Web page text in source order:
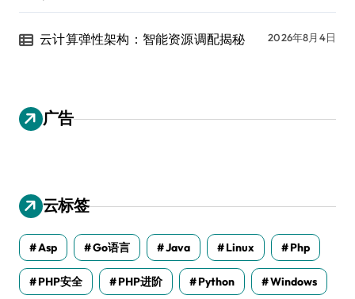
云计算弹性架构：智能资源调配揭秘 2026年8月4日
广告
云标签
Asp Go语言 Java Linux Php
PHP安全 PHP进阶 Python Windows